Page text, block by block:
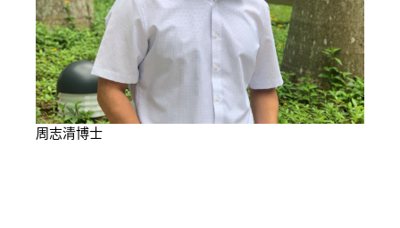
周志清博士